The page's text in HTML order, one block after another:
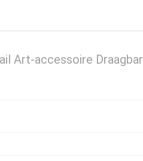
Art-accessoire